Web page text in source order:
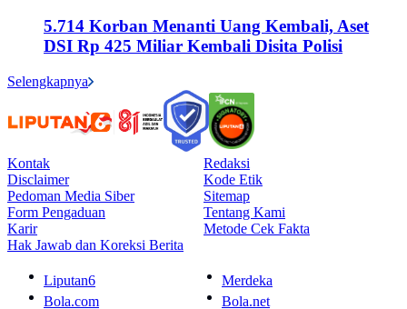
5.714 Korban Menanti Uang Kembali, Aset
DSI Rp 425 Miliar Kembali Disita Polisi
Selengkapnya
Kontak
Redaksi
Disclaimer
Kode Etik
Pedoman Media Siber
Sitemap
Form Pengaduan
Tentang Kami
Karir
Metode Cek Fakta
Hak Jawab dan Koreksi Berita
Liputan6
Merdeka
Bola.com
Bola.net